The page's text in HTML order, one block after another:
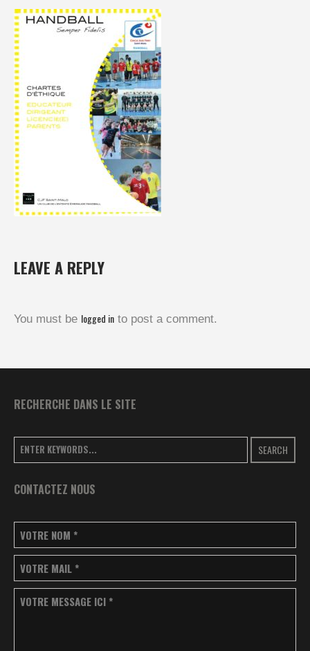
LEAVE A REPLY
You must be logged in to post a comment.
RECHERCHE DANS LE SITE
SEARCH
CONTACTEZ NOUS
VOTRE NOM *
VOTRE MAIL *
VOTRE MESSAGE ICI *